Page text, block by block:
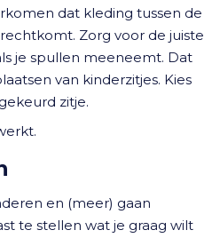
dat kleding tussen de
Zorg voor de juiste
je spullen meeneemt. Dat
van kinderzitjes. Kies
zitje.
en (meer) gaan
te stellen wat je graag wilt